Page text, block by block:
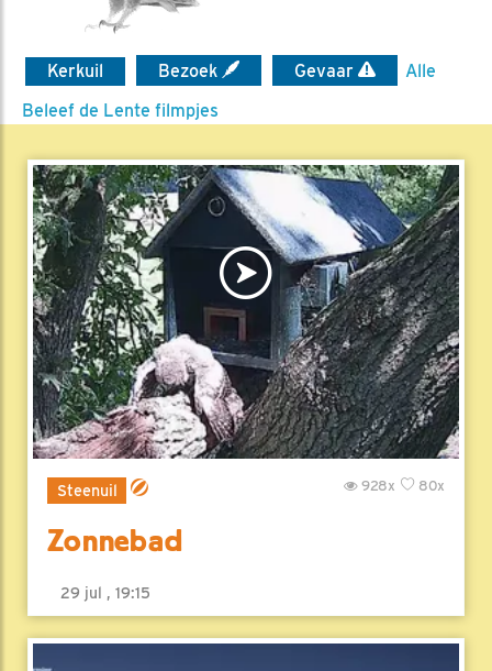
Kerkuil Bezoek Gevaar
Alle
Beleef de Lente filmpjes
Steenuil 80x
928x
Zonnebad
29 jul , 19:15